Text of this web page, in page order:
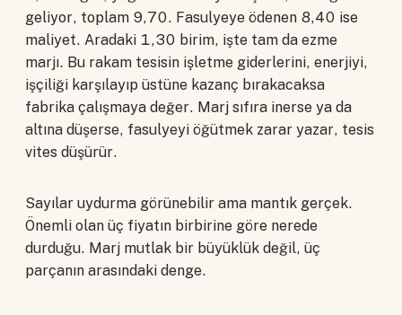
geliyor, toplam 9,70. Fasulyeye ödenen 8,40 ise
maliyet. Aradaki 1,30 birim, işte tam da ezme
marjı. Bu rakam tesisin işletme giderlerini, enerjiyi,
işçiliği karşılayıp üstüne kazanç bırakacaksa
fabrika çalışmaya değer. Marj sıfıra inerse ya da
altına düşerse, fasulyeyi öğütmek zarar yazar, tesis
vites düşürür.
Sayılar uydurma görünebilir ama mantık gerçek.
Önemli olan üç fiyatın birbirine göre nerede
durduğu. Marj mutlak bir büyüklük değil, üç
parçanın arasındaki denge.